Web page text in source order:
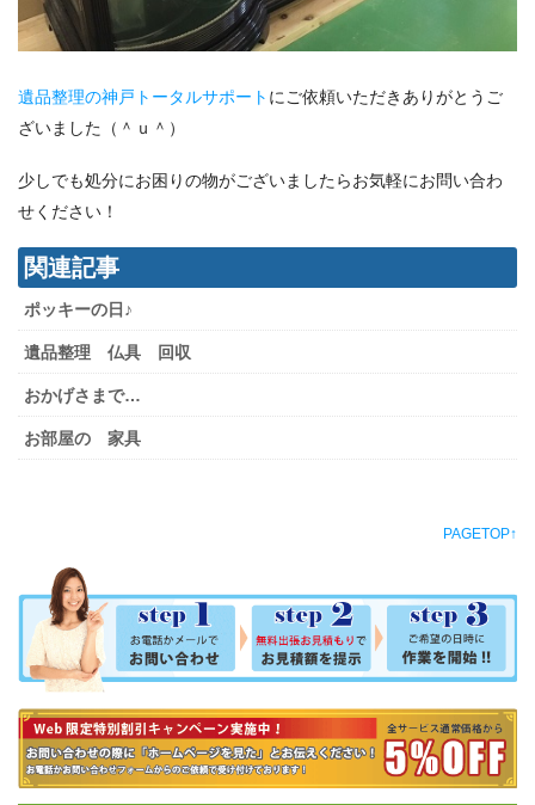
遺品整理の神戸トータルサポート にご依頼いただきありがとうご
ざいました（＾ｕ＾）
少しでも処分にお困りの物がございましたらお気軽にお問い合わ
せください！
関連記事
ポッキーの日♪
遺品整理 仏具 回収
おかげさまで…
お部屋の 家具
PAGETOP↑